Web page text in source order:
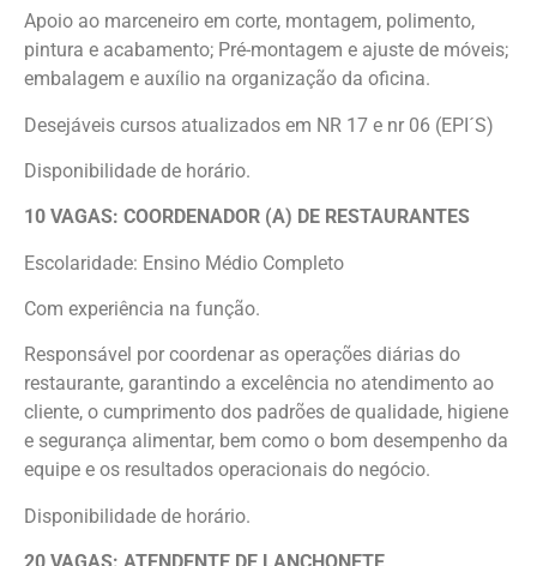
Apoio ao marceneiro em corte, montagem, polimento,
pintura e acabamento; Pré-montagem e ajuste de móveis;
embalagem e auxílio na organização da oficina.
Desejáveis cursos atualizados em NR 17 e nr 06 (EPI´S)
Disponibilidade de horário.
10 VAGAS: COORDENADOR (A) DE RESTAURANTES
Escolaridade: Ensino Médio Completo
Com experiência na função.
Responsável por coordenar as operações diárias do
restaurante, garantindo a excelência no atendimento ao
cliente, o cumprimento dos padrões de qualidade, higiene
e segurança alimentar, bem como o bom desempenho da
equipe e os resultados operacionais do negócio.
Disponibilidade de horário.